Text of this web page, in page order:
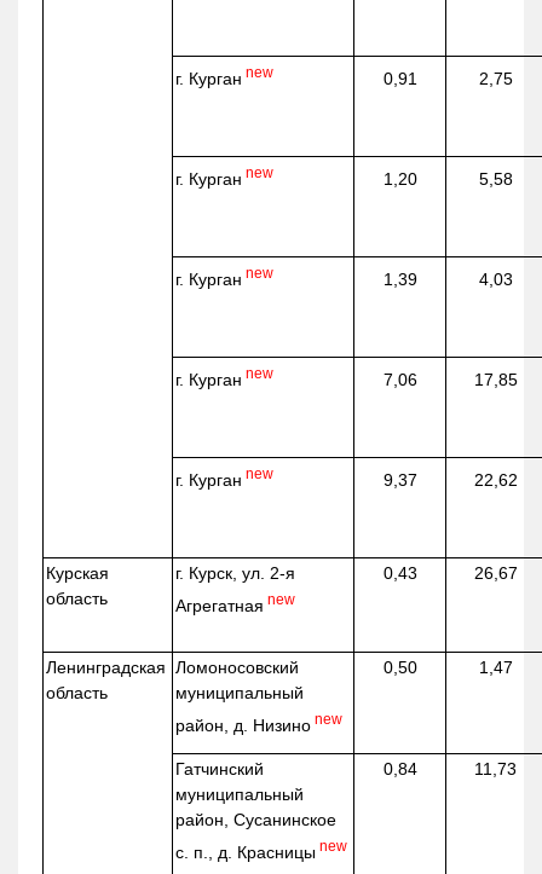
г. Курган new 0,91 2,75
г. Курган new 1,20 5,58
г. Курган new 1,39 4,03
г. Курган new 7,06 17,85
г. Курган new 9,37 22,62
Курская
область
г. Курск, ул. 2-я
Агрегатная new
0,43 26,67
Ленинградская
область
Ломоносовский
муниципальный
район, д. Низино new
0,50 1,47
Гатчинский
муниципальный
район, Сусанинское
с. п., д. Красницы new
0,84 11,73